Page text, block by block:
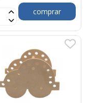
comprar